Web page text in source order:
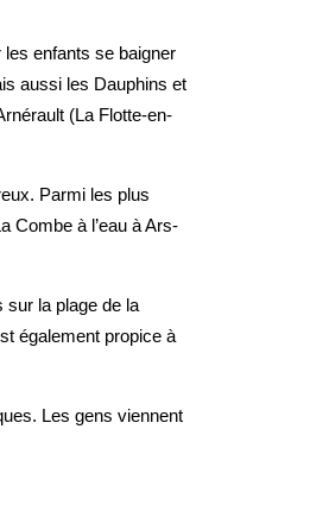
les enfants se baigner
aussi les Dauphins et
(La Flotte-en-
Parmi les plus
Combe à l’eau à Ars-
sur la plage de la
également propice à
Les gens viennent